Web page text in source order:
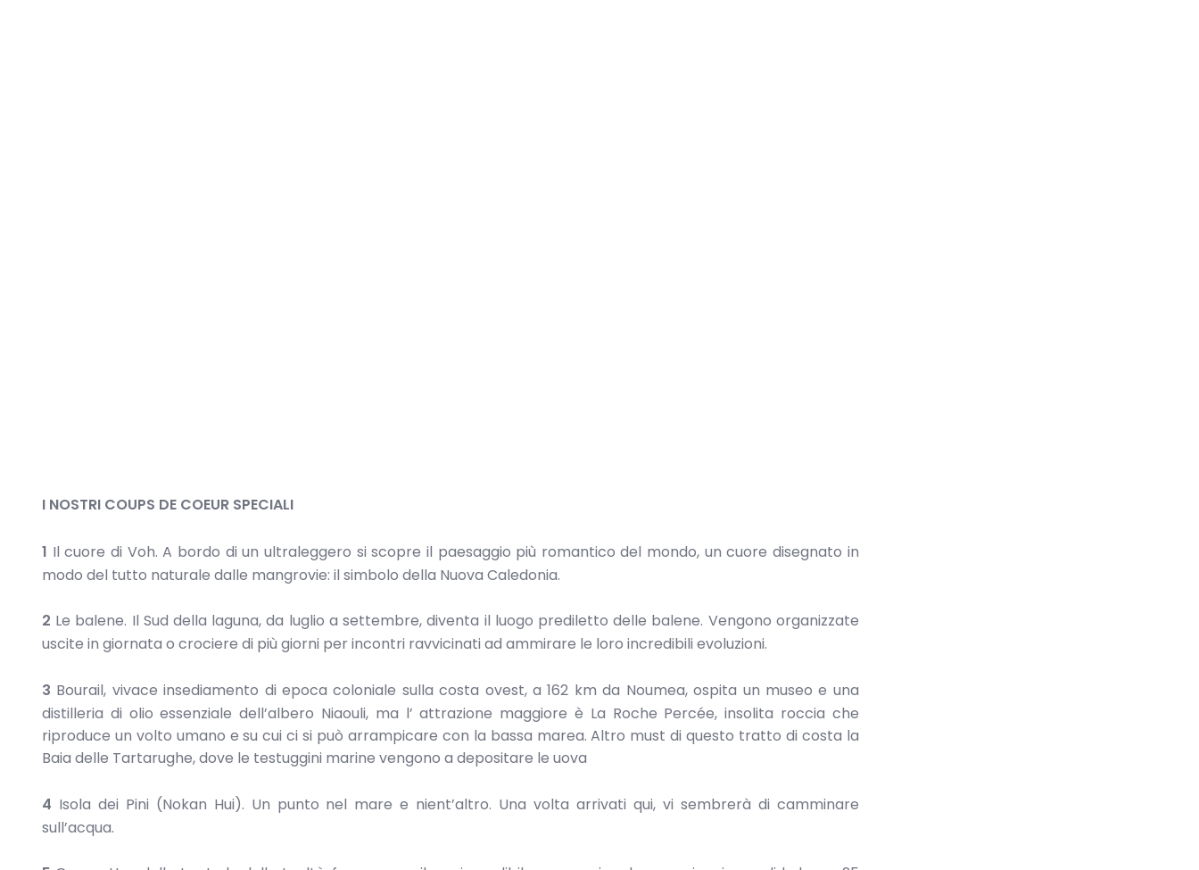
I NOSTRI COUPS DE COEUR SPECIALI
1 Il cuore di Voh. A bordo di un ultraleggero si scopre il paesaggio più romantico del mondo, un cuore disegnato in
modo del tutto naturale dalle mangrovie: il simbolo della Nuova Caledonia.
2 Le balene. Il Sud della laguna, da luglio a settembre, diventa il luogo prediletto delle balene. Vengono organizzate
uscite in giornata o crociere di più giorni per incontri ravvicinati ad ammirare le loro incredibili evoluzioni.
3 Bourail, vivace insediamento di epoca coloniale sulla costa ovest, a 162 km da Noumea, ospita un museo e una
distilleria di olio essenziale dell’albero Niaouli, ma l’ attrazione maggiore è La Roche Percée, insolita roccia che
riproduce un volto umano e su cui ci si può arrampicare con la bassa marea. Altro must di questo tratto di costa la
Baia delle Tartarughe, dove le testuggini marine vengono a depositare le uova
4 Isola dei Pini (Nokan Hui). Un punto nel mare e nient’altro. Una volta arrivati qui, vi sembrerà di camminare
sull’acqua.